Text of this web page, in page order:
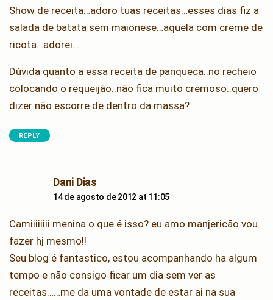
Show de receita…adoro tuas receitas…esses dias fiz a
salada de batata sem maionese…aquela com creme de
ricota…adorei…
Dúvida quanto a essa receita de panqueca..no recheio
colocando o requeijão..não fica muito cremoso..quero
dizer não escorre de dentro da massa?
REPLY
Dani Diassays:
14 de agosto de 2012 at 11:05
Camiiiiiiii menina o que é isso? eu amo manjericão vou
fazer hj mesmo!!
Seu blog é fantastico, estou acompanhando ha algum
tempo e não consigo ficar um dia sem ver as
receitas……me da uma vontade de estar ai na sua